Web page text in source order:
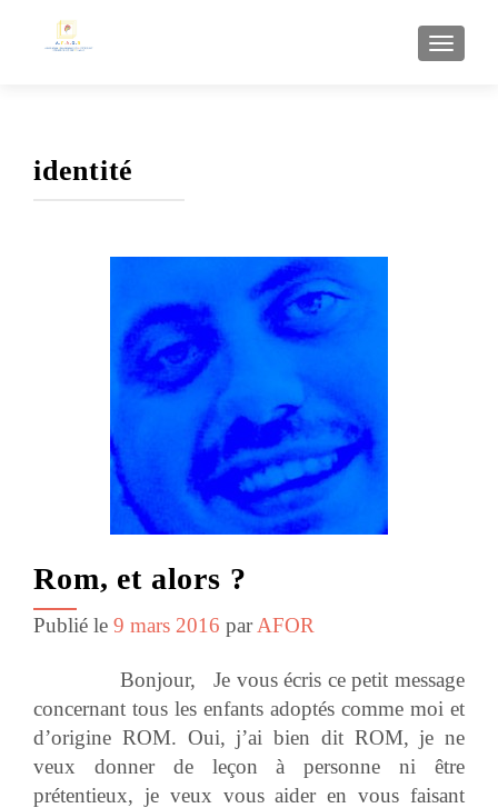
identité
Rom, et alors ?
Publié le 9 mars 2016 parAFOR
Bonjour, Je vous écris ce petit message
concernant tous les enfants adoptés comme moi et
d’origine ROM. Oui, j’ai bien dit ROM, je ne
veux donner de leçon à personne ni être
prétentieux, je veux vous aider en vous faisant